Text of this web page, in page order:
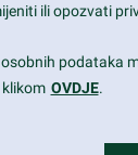
All Rights Reserved
ili opozvati
podataka
klikom OVDJE.